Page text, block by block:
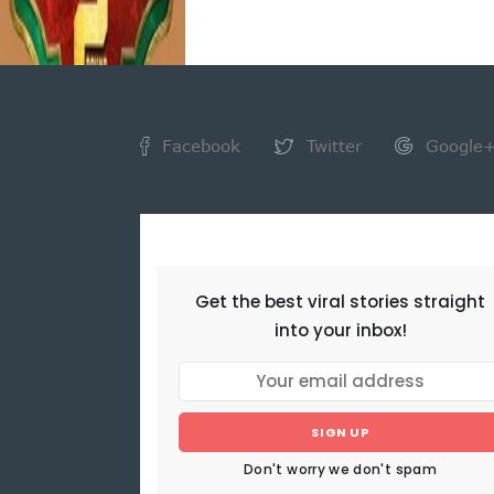
Facebook Twitter Google+
Get the best viral stories straight
into your inbox!
SIGN UP
Don't worry we don't spam